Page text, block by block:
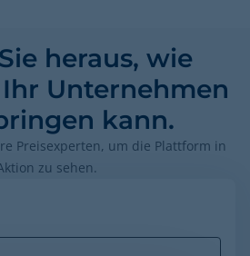
heraus, wie
Unternehmen
kann.
Preisexperten, um die Plattform in
zu sehen.